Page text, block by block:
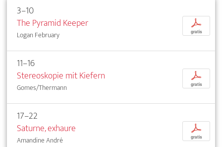
3–10
The Pyramid Keeper
Logan February
p
gratis
11–16
Stereoskopie mit Kiefern
Gomes/Thermann
p
gratis
17–22
Saturne, exhaure
Amandine André
p
gratis